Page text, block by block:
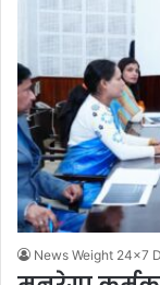
News Weight 24x7